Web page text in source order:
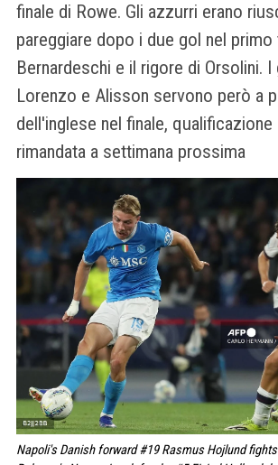
finale di Rowe. Gli azzurri erano
pareggiare dopo i due gol nel
Bernardeschi e il rigore di Orsolini. I
Lorenzo e Alisson servono però a
dell'inglese nel finale, qualificazione
rimandata a settimana prossima
Napoli's Danish forward #19 Rasmus Hojlund